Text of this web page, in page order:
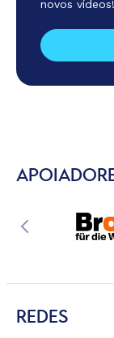
novos vídeos!
REDES